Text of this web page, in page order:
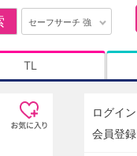
セーフサーチ 強
TL
ログイン
会員登録